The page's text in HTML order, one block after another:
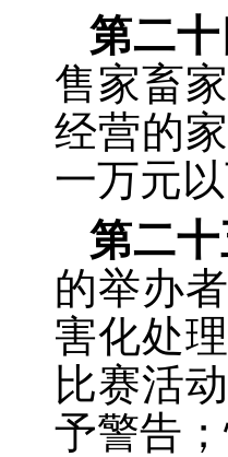
第二
售家畜
经营的
一万元以
第二
的举办
害化处
比赛活
予警告